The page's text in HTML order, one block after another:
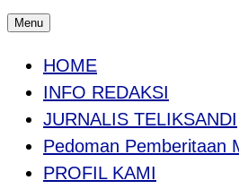
Menu
HOME
INFO REDAKSI
JURNALIS TELIKSANDI
Pedoman Pemberitaan
PROFIL KAMI